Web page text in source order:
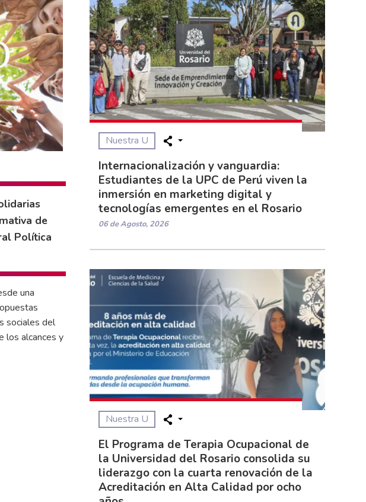
de
Política
una
sociales del
los alcances y
Nuestra U
Internacionalización y vanguardia:
Estudiantes de la UPC de Perú viven la
inmersión en marketing digital y
tecnologías emergentes en el Rosario
06 de Agosto, 2026
Nuestra U
El Programa de Terapia Ocupacional de
la Universidad del Rosario consolida su
liderazgo con la cuarta renovación de la
Acreditación en Alta Calidad por ocho